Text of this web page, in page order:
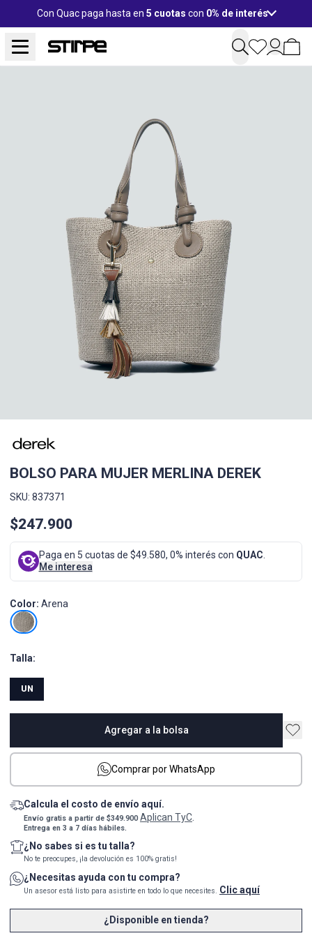
Con Quac paga hasta en 5 cuotas con 0% de interés
BOLSO PARA MUJER MERLINA DEREK
SKU: 837371
$247.900
Paga en 5 cuotas de $49.580, 0% interés con QUAC
Me interesa
Color: Arena
Talla:
UN
Agregar a la bolsa
Comprar por WhatsApp
Calcula el costo de envío aquí.
Envío gratis a partir de $349.900Aplican TyC.
Entrega en 3 a 7 días hábiles.
¿No sabes si es tu talla?
No te preocupes, ¡la devolución es 100% gratis!
¿Necesitas ayuda con tu compra?
Un asesor está listo para asistirte en todo lo que necesites. Clic aquí
¿Disponible en tienda?